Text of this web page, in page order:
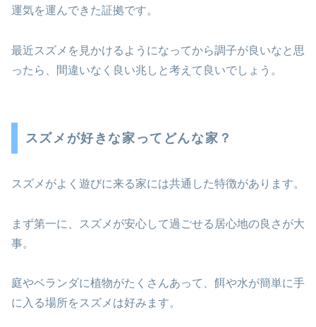
運気を運んできた証拠です。
最近スズメを見かけるようになってから調子が良いなと思
ったら、間違いなく良い兆しと考えて良いでしょう。
スズメが好きな家ってどんな家？
スズメがよく遊びに来る家には共通した特徴があります。
まず第一に、スズメが安心して過ごせる居心地の良さが大
事。
庭やベランダに植物がたくさんあって、餌や水が簡単に手
に入る場所をスズメは好みます。